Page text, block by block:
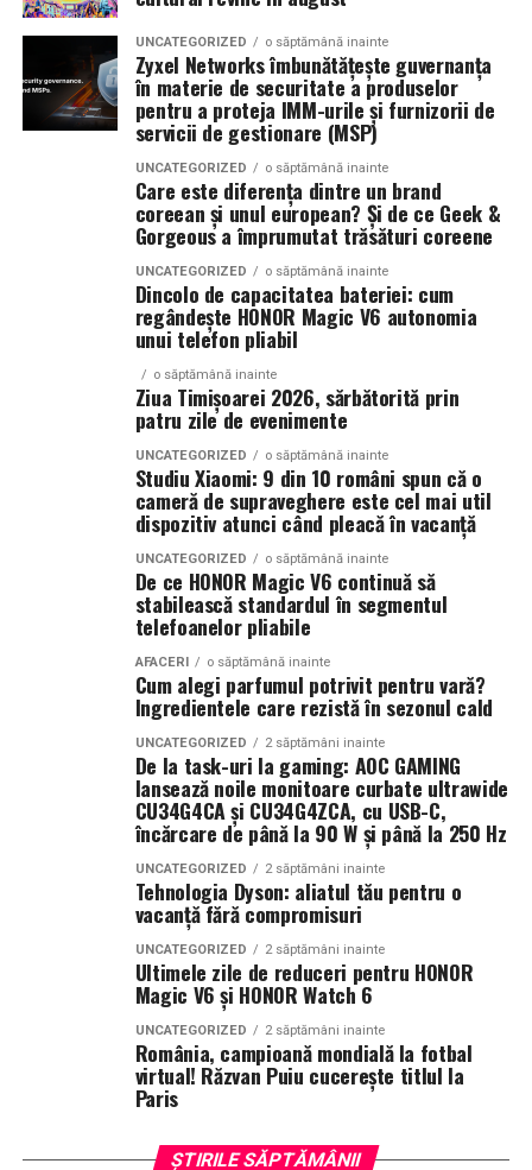
eficientă de generare a lead-urilor și a vânzărilor.
Campaniile moderne permit segmentarea precisă a
publicului și optimizarea continuă a mesajelor. Acest
lucru contribuie la creșterea rentabilității investiției și la
îmbunătățirea performanței generale a strategiei de
O strategie digitală eficientă presupune colaborarea
dintre toate componentele importante: website, SEO,
conținut, promovare și analiză de date. Atunci când
aceste elemente sunt integrate corect, rezultatele devin
mai stabile și mai predictibile.
Pe termen lung, beneficiile sunt evidente. Crește
numărul de clienți, se consolidează reputația brandului
și se dezvoltă relații mai puternice cu publicul. În plus,
investițiile realizate în mediul online produc efecte care
se acumulează și generează valoare constantă.
Companiile care tratează mediul digital ca pe un activ
strategic observă frecvent creșteri ale veniturilor și o
poziționare mai bună în piață. Aceste avantaje oferă
stabilitate și creează premisele unei dezvoltări
În concluzie, integrarea unui website performant cu
optimizarea și promovarea eficientă reprezintă una
dintre cele mai profitabile direcții de dezvoltare pentru
orice afacere care dorește să își crească numărul de
clienți și să își consolideze prezența online.
(Advertorial AI)
La La Lime
– prospețime reinterpretată
Dacă preferi parfumurile fresh, luminoase și energice, La
La Lime este alegerea potrivită.
Parfumul este construit în jurul lime-ului peruvian,
completat de un acord de lenjerie proaspăt spălată și
Akigalawood, o notă lemnoasă modernă care oferă
profunzime și persistență. Rezultatul este un parfum
vibrant, contemporan și ușor de purtat în orice moment
Tropic Thunder– vacanța într-o sticlă
Pentru cei care preferă parfumurile mai calde și
senzuale, Tropic Thunder propune o atmosferă complet
Smochina coaptă, laptele de cocos și lemnul de santal
construiesc o compoziție inspirată de zilele petrecute la
soare și de energia destinațiilor tropicale. Este un
parfum care îmbină prospețimea fructelor cu confortul
notelor cremoase și lemnoase, fiind ideal pentru serile
Parfumuri create fără limite
La La Lime, cât șiTropic Thunderfac parte dinTop
, prima colecție Oriflame inspirată din parfumeria
Colecția a fost dezvoltată în colaborare cu Givaudan și
cu noua generație de parfumieri ai școlii sale de
parfumerie. În cadrul unui proiect unic, aceștia au
primit aceeași provocare: să creeze fără reguli, fără
constrângeri comerciale și fără limitări de cost.
Rezultatul este o colecție de parfumuri moderne,
construite în jurul creativității și al ingredientelor
UNCATEGORIZED o săptămână inainte
Zyxel Networks îmbunătățește guvernanța
în materie de securitate a produselor
pentru a proteja IMM-urile și furnizorii de
servicii de gestionare (MSP)
UNCATEGORIZED o săptămână inainte
Care este diferența dintre un brand
coreean și unul european? Și de ce Geek &
Gorgeous a împrumutat trăsături coreene
UNCATEGORIZED o săptămână inainte
Dincolo de capacitatea bateriei: cum
regândește HONOR Magic V6 autonomia
unui telefon pliabil
o săptămână inainte
Ziua Timișoarei 2026, sărbătorită prin
patru zile de evenimente
UNCATEGORIZED o săptămână inainte
Studiu Xiaomi: 9 din 10 români spun că o
cameră de supraveghere este cel mai util
dispozitiv atunci când pleacă în vacanță
UNCATEGORIZED o săptămână inainte
De ce HONOR Magic V6 continuă să
stabilească standardul în segmentul
telefoanelor pliabile
AFACERI o săptămână inainte
Cum alegi parfumul potrivit pentru vară?
Ingredientele care rezistă în sezonul cald
UNCATEGORIZED 2 săptămâni inainte
De la task-uri la gaming: AOC GAMING
lansează noile monitoare curbate ultrawide
CU34G4CA și CU34G4ZCA, cu USB-C,
încărcare de până la 90 W și până la 250 Hz
UNCATEGORIZED 2 săptămâni inainte
Tehnologia Dyson: aliatul tău pentru o
vacanță fără compromisuri
UNCATEGORIZED 2 săptămâni inainte
Ultimele zile de reduceri pentru HONOR
Magic V6 și HONOR Watch 6
UNCATEGORIZED 2 săptămâni inainte
România, campioană mondială la fotbal
virtual! Răzvan Puiu cucerește titlul la
Paris
ȘTIRILE SĂPTĂMÂNII